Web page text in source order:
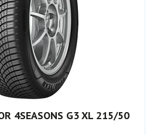
4SEASONS G3 XL 215/50